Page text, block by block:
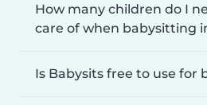
How many children do I
care of when babysitting
Is Babysits free to use for